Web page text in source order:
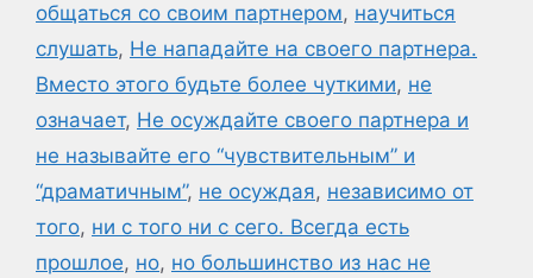
общаться со своим партнером, научиться
слушать, Не нападайте на своего партнера.
Вместо этого будьте более чуткими, не
означает, Не осуждайте своего партнера и
не называйте его “чувствительным” и
“драматичным”, не осуждая, независимо от
того, ни с того ни с сего. Всегда есть
прошлое, но, но большинство из нас не